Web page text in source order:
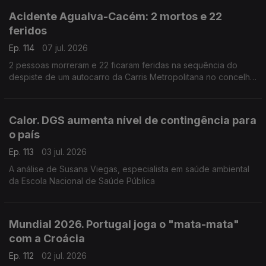
Acidente Agualva-Cacém: 2 mortos e 22
feridos
Ep. 114
07 jul. 2026
2 pessoas morreram e 22 ficaram feridas na sequência do
despiste de um autocarro da Carris Metropolitana no concelho
Calor. DGS aumenta nível de contingência para
o país
Ep. 113
03 jul. 2026
A análise de Susana Viegas, especialista em saúde ambiental
da Escola Nacional de Saúde Pública
Mundial 2026. Portugal joga o "mata-mata"
com a Croácia
Ep. 112
02 jul. 2026